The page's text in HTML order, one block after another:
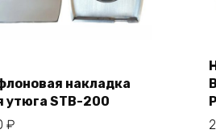
В корзину
накладка
утюга STB-200
₽